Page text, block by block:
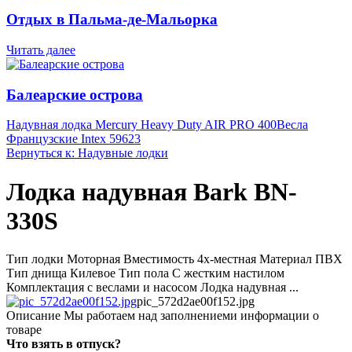
Отдых в Пальма-де-Мальорка
Читать далее
Балеарские острова
Надувная лодка Mercury Heavy Duty AIR PRO 400Весла
Французские Intex 59623
Вернуться к: Надувные лодки
Лодка надувная Bark BN-
330S
Тип лодки Моторная Вместимость 4х-местная Материал ПВХ
Тип днища Килевое Тип пола С жестким настилом
Комплектация c веслами и насосом Лодка надувная ...
pic_572d2ae00f152.jpg
Описание Мы работаем над заполнениеми информации о
товаре
Что взять в отпуск?